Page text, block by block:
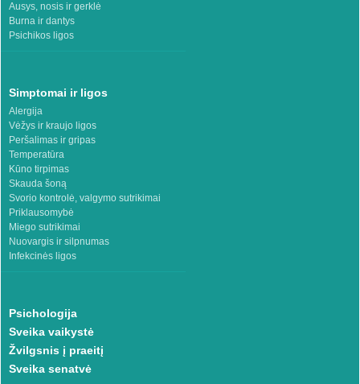
Ausys, nosis ir gerklė
Burna ir dantys
Psichikos ligos
Simptomai ir ligos
Alergija
Vėžys ir kraujo ligos
Peršalimas ir gripas
Temperatūra
Kūno tirpimas
Skauda šoną
Svorio kontrolė, valgymo sutrikimai
Priklausomybė
Miego sutrikimai
Nuovargis ir silpnumas
Infekcinės ligos
Psichologija
Sveika vaikystė
Žvilgsnis į praeitį
Sveika senatvė